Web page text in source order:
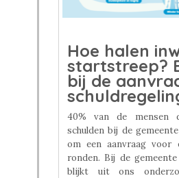
Hoe halen
startstreep?
bij de
40% van de mensen
schulden bij de
om een aanvraag voor
ronden. Bij de
blijkt uit ons